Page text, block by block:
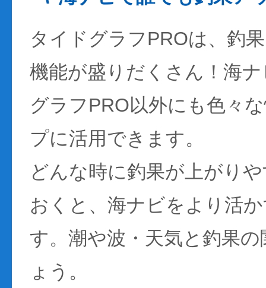
タイドグラフPROは、釣
機能が盛りだくさん！海
グラフPRO以外にも色々
プに活用できます。
どんな時に釣果が上がり
おくと、海ナビをより活
す。潮や波・天気と釣果
ょう。